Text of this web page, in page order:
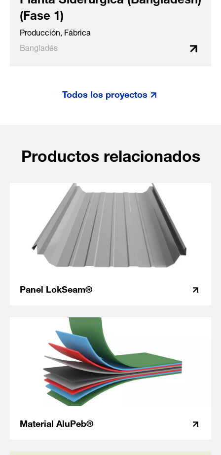
(Fase 1)
Producción, Fábrica
Bangladés
Todos los proyectos
Productos relacionados
Panel LokSeam®
Material AluPeb®